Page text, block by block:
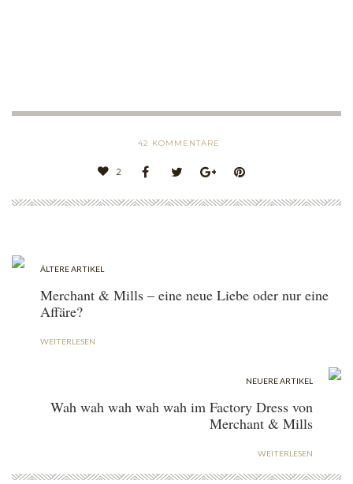
42 KOMMENTARE
2
ÄLTERE ARTIKEL
Merchant & Mills – eine neue Liebe oder nur eine
Affäre?
WEITERLESEN
NEUERE ARTIKEL
Wah wah wah wah wah im Factory Dress von
Merchant & Mills
WEITERLESEN